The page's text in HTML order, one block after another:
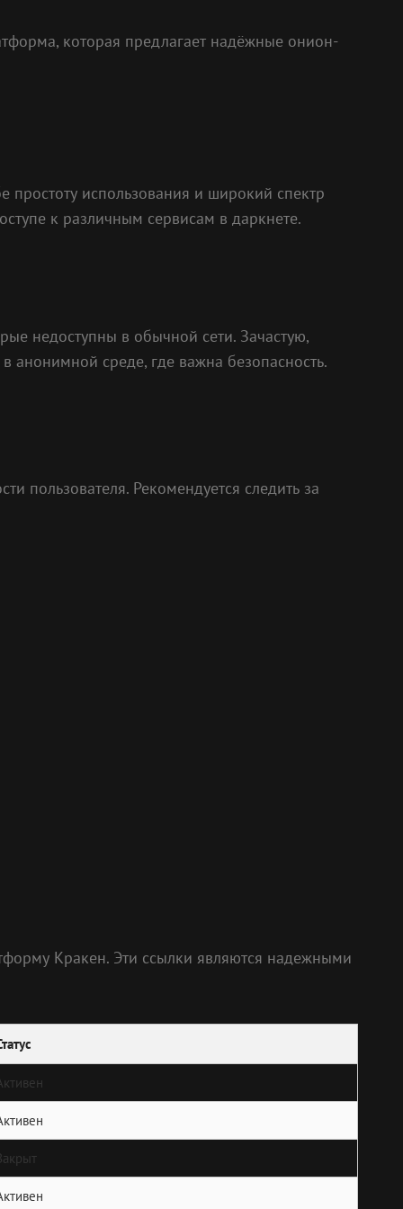
которая предлагает надёжные онион-
простоту использования и широкий спектр
к различным сервисам в даркнете.
недоступны в обычной сети. Зачастую,
анонимной среде, где важна безопасность.
пользователя. Рекомендуется следить за
Кракен. Эти ссылки являются надежными